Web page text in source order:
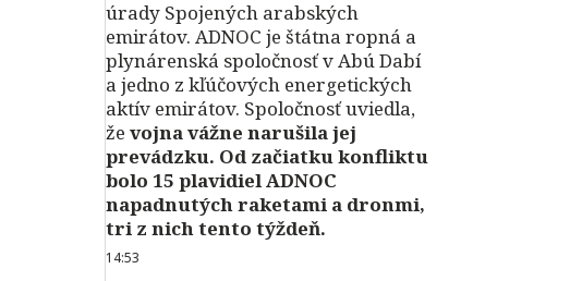
úrady Spojených arabských
emirátov. ADNOC je štátna ropná a
plynárenská spoločnosť v Abú Dabí
a jedno z kľúčových energetických
aktív emirátov. Spoločnosť uviedla,
že vojna vážne narušila jej
prevádzku. Od začiatku konfliktu
bolo 15 plavidiel ADNOC
napadnutých raketami a dronmi,
tri z nich tento týždeň.
14:53